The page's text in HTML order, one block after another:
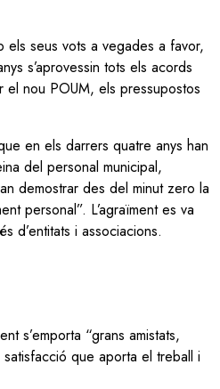
seus vots a vegades a favor,
s’aprovessin tots els acords
el nou POUM, els pressupostos
en els darrers quatre anys han
del personal municipal,
demostrar des del minut zero la
personal”. L’agraïment es va
d’entitats i associacions.
s’emporta “grans amistats,
que aporta el treball i